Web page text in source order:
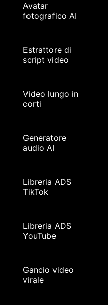
Avatar
fotografico AI
Estrattore di
script video
Video lungo in
corti
Generatore
audio AI
Libreria ADS
TikTok
Libreria ADS
YouTube
Gancio video
virale